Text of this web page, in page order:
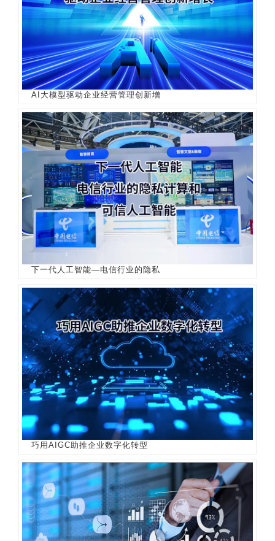
AI大模型驱动企业经营管理创新增
下一代人工智能—电信行业的隐私
巧用AIGC助推企业数字化转型